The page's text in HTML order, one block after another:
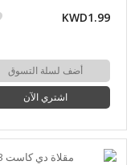
KWD1.99
أضف لسلة التسوق
اشتري الآن